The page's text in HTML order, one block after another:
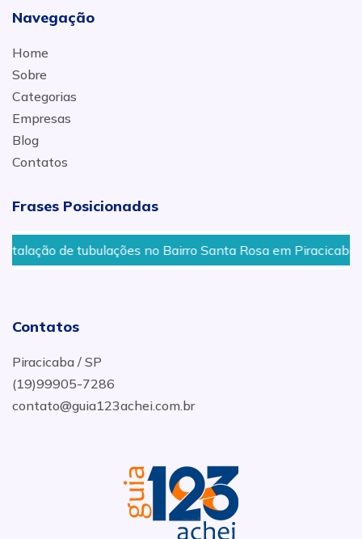
Navegação
Home
Sobre
Categorias
Empresas
Blog
Contatos
Frases Posicionadas
de tubulações no Bairro Santa Rosa em Piracicaba -
Contatos
Piracicaba / SP
(19)99905-7286
contato@guia123achei.com.br